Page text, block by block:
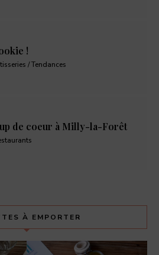
!
/ Tendances
de coeur à Milly-la-Forêt
À EMPORTER